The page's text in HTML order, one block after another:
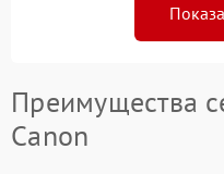
Преимущества
Canon